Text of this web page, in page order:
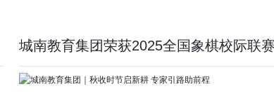
城南教育集团荣获2025全国象棋校际联